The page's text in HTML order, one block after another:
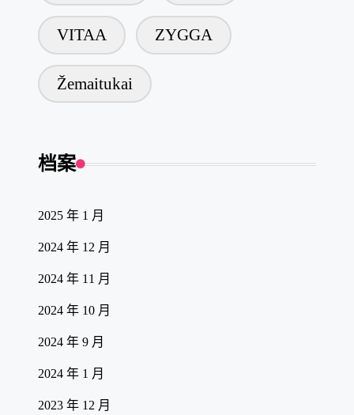
VITAA ZYGGA
Žemaitukai
档案
2025 年 1 月
2024 年 12 月
2024 年 11 月
2024 年 10 月
2024 年 9 月
2024 年 1 月
2023 年 12 月